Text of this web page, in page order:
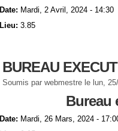
Date: Mardi, 2 Avril, 2024 - 14:30
Lieu: 3.85
BUREAU
Soumis par webmestre le lun,
Bureau
Date: Mardi, 26 Mars, 2024 -